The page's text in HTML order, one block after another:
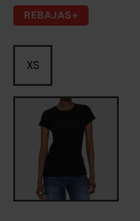
REBAJAS+
XS